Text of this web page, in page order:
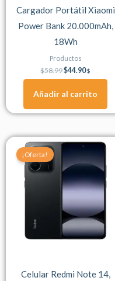
Cargador Portátil Xiaomi
Power Bank 20.000mAh,
18Wh
Productos
$58.99$44.90$
Añadir al carrito
¡Oferta!
Celular Redmi Note 14,
Original
was:
$206.80.
Current
price
is:
$197.90.